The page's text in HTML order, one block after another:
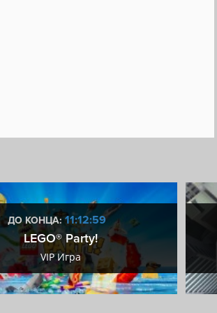
ДО КОНЦА:11:12:58
LEGO® Party!
VIP Игра